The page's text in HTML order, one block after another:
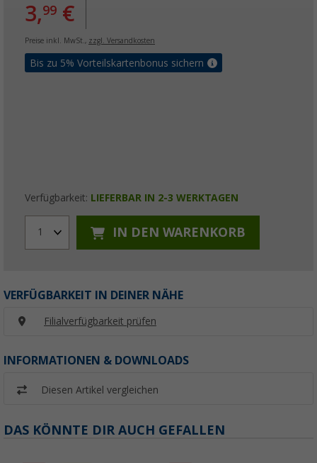
3,99 €
Preise inkl. MwSt., zzgl. Versandkosten
Bis zu 5% Vorteilskartenbonus sichern
Verfügbarkeit: LIEFERBAR IN 2-3 WERKTAGEN
1 IN DEN WARENKORB
VERFÜGBARKEIT IN DEINER NÄHE
Filialverfügbarkeit prüfen
INFORMATIONEN & DOWNLOADS
Diesen Artikel vergleichen
DAS KÖNNTE DIR AUCH GEFALLEN